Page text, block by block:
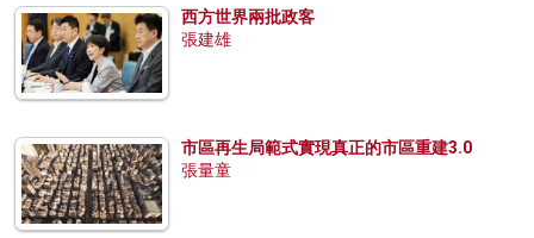
西方世界兩批政客
張建雄
市區再生局範式實現真正的市區重建3.0
張量童